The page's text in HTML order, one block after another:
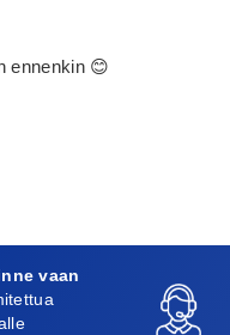
ennenkin 😊
vaan